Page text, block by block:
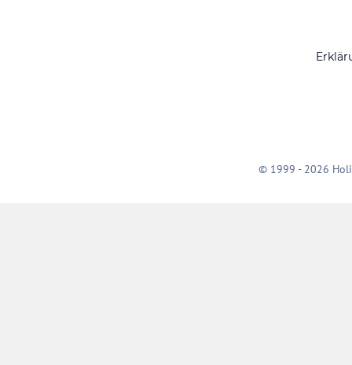
© 1999 - 2026